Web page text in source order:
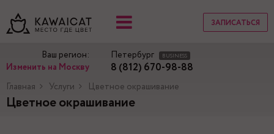
ЗАПИСАТЬСЯ
Ваш регион:
Изменить на Москву
Петербург BUSINESS
8 (812) 670-98-88
Главная Услуги Цветное окрашивание
Цветное окрашивание